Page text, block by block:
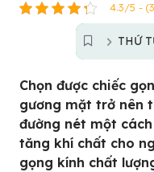
4.3/5 -
THỨ
Chọn được chiếc
gương mặt trở nên
đường nét một
tăng khí chất cho
gọng kính chất